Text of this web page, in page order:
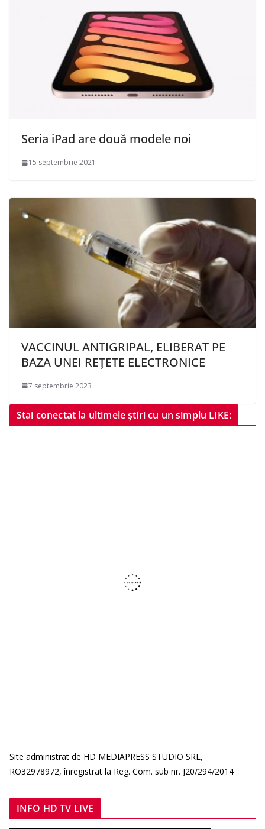
Seria iPad are două modele noi
15 septembrie 2021
VACCINUL ANTIGRIPAL, ELIBERAT PE
BAZA UNEI REȚETE ELECTRONICE
7 septembrie 2023
Stai conectat la ultimele știri cu un simplu LIKE:
Site administrat de HD MEDIAPRESS STUDIO SRL,
RO32978972, înregistrat la Reg. Com. sub nr. J20/294/2014
INFO HD TV LIVE